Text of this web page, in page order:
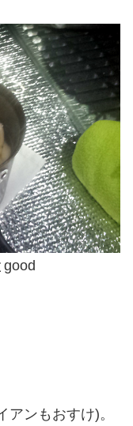
good
ンもおすけ)。